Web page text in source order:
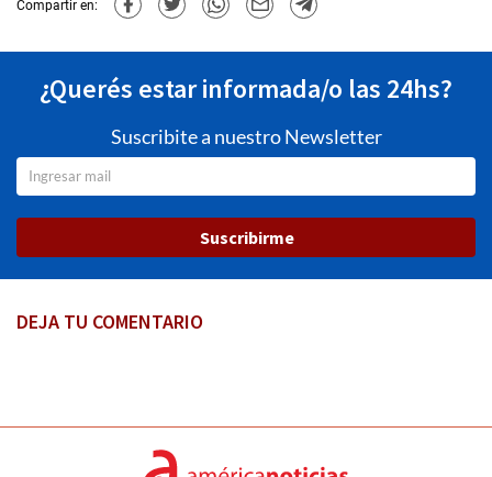
Compartir en:
¿Querés estar informada/o las 24hs?
Suscribite a nuestro Newsletter
Suscribirme
DEJA TU COMENTARIO